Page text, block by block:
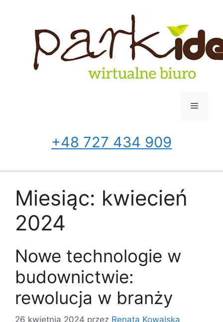
Menu
+48 727 434 909
Miesiąc: kwiecień
2024
Nowe technologie w
budownictwie:
rewolucja w branży
26 kwietnia 2024 przez Renata Kowalska